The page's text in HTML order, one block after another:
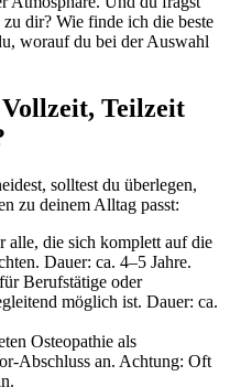
dir? Wie finde ich die beste
worauf du bei der Auswahl
Teilzeit
solltest du überlegen,
zu deinem Alltag passt:
alle, die sich komplett auf die
Dauer: ca. 4–5 Jahre.
Berufstätige oder
möglich ist. Dauer: ca.
Osteopathie als
Abschluss an. Achtung: Oft